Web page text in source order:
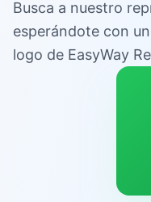
Busca a nuestro
esperándote con
logo de EasyWay